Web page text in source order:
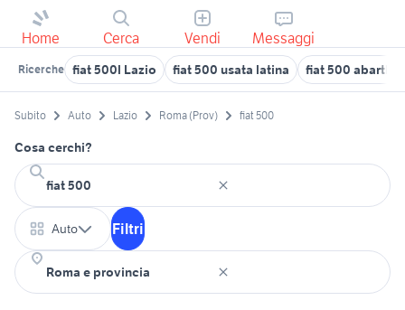
Home Cerca Vendi Messaggi
Ricerche fiat 500l Lazio fiat 500 usata latina fiat 500 abarth
Subito Auto Lazio Roma (Prov) fiat 500
Cosa cerchi?
Auto Filtri